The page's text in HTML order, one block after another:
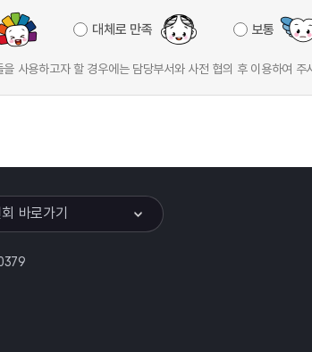
대체로 만족 보통
사용하고자 할 경우에는 담당부서와 사전 협의 후 이용하여 주
바로가기